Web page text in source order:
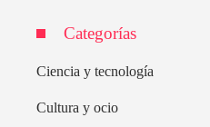
Categorías
Ciencia y tecnología
Cultura y ocio